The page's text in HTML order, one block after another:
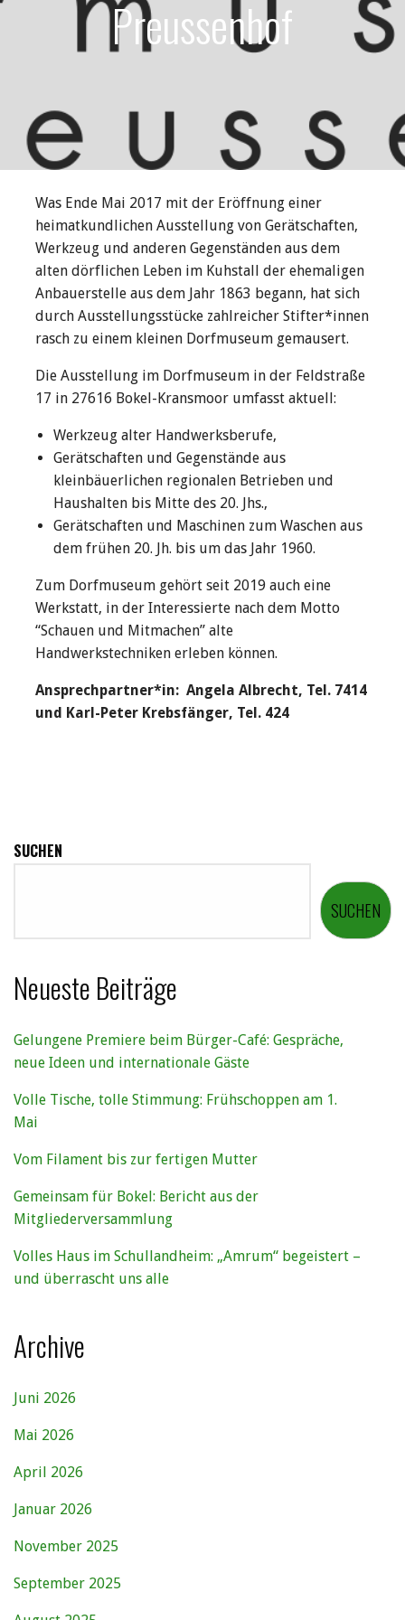
Preussenhof
Was Ende Mai 2017 mit der Eröffnung einer
heimatkundlichen Ausstellung von Gerätschaften,
Werkzeug und anderen Gegenständen aus dem
alten dörflichen Leben im Kuhstall der ehemaligen
Anbauerstelle aus dem Jahr 1863 begann, hat sich
durch Ausstellungsstücke zahlreicher Stifter*innen
rasch zu einem kleinen Dorfmuseum gemausert.
Die Ausstellung im Dorfmuseum in der Feldstraße
17 in 27616 Bokel-Kransmoor umfasst aktuell:
Werkzeug alter Handwerksberufe,
Gerätschaften und Gegenstände aus
kleinbäuerlichen regionalen Betrieben und
Haushalten bis Mitte des 20. Jhs.,
Gerätschaften und Maschinen zum Waschen aus
dem frühen 20. Jh. bis um das Jahr 1960.
Zum Dorfmuseum gehört seit 2019 auch eine
Werkstatt, in der Interessierte nach dem Motto
“Schauen und Mitmachen” alte
Handwerkstechniken erleben können.
Ansprechpartner*in: Angela Albrecht, Tel. 7414
und Karl-Peter Krebsfänger, Tel. 424
SUCHEN
SUCHEN
Neueste Beiträge
Gelungene Premiere beim Bürger-Café: Gespräche,
neue Ideen und internationale Gäste
Volle Tische, tolle Stimmung: Frühschoppen am 1.
Mai
Vom Filament bis zur fertigen Mutter
Gemeinsam für Bokel: Bericht aus der
Mitgliederversammlung
Volles Haus im Schullandheim: „Amrum“ begeistert –
und überrascht uns alle
Archive
Juni 2026
Mai 2026
April 2026
Januar 2026
November 2025
September 2025